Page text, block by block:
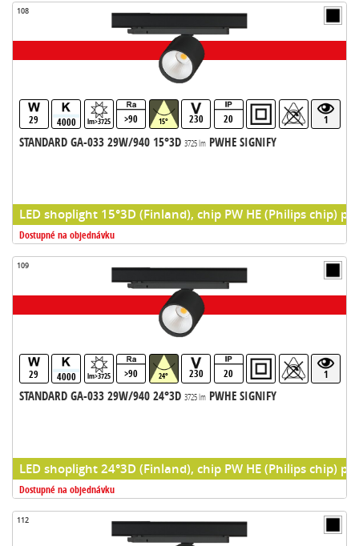
108
29 4000 lm>3725 >90 15° 230 20 1
STANDARD GA-033 29W/940 15°3D 3725 lmPWHE SIGNIFY
LED shoplight 15°3D (Finland), chip PW HE (Philips chip)
Dostupné na objednávku
109
29 4000 lm>3725 >90 24° 230 20 1
STANDARD GA-033 29W/940 24°3D 3725 lmPWHE SIGNIFY
LED shoplight 24°3D (Finland), chip PW HE (Philips chip)
Dostupné na objednávku
112